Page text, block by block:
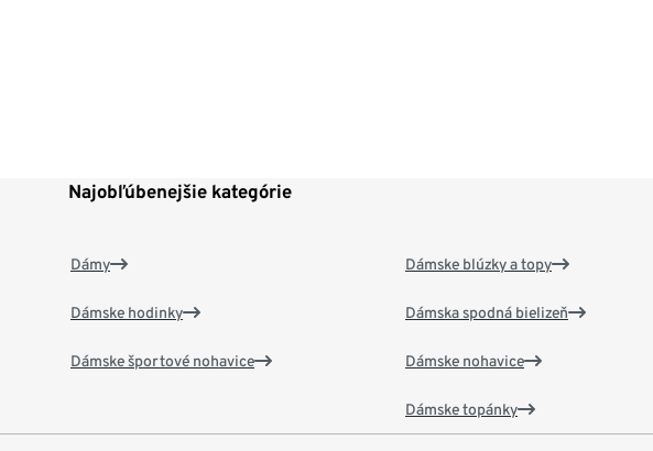
Najobľúbenejšie kategórie
Dámy
Dámske hodinky
Dámske športové nohavice
Dámske blúzky a topy
Dámska spodná bielizeň
Dámske nohavice
Dámske topánky